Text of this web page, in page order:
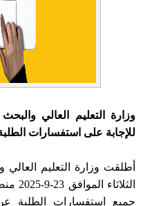
وزارة التعليم العالي
للإجابة على استفسارات
أطلقت وزارة التعليم العالي
جميع استفسارات الطلبة